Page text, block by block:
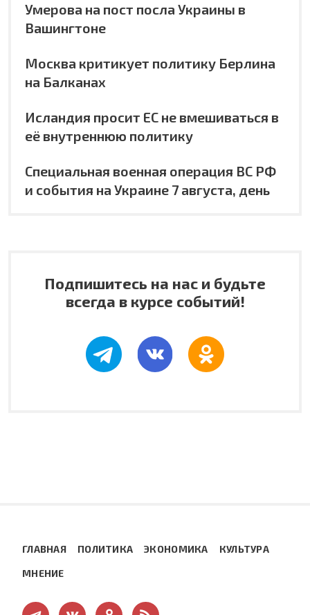
Умерова на пост посла Украины в
Вашингтоне
Москва критикует политику Берлина
на Балканах
Исландия просит ЕС не вмешиваться в
её внутреннюю политику
Специальная военная операция ВС РФ
и события на Украине 7 августа, день
Подпишитесь на нас и будьте
всегда в курсе событий!
ГЛАВНАЯ ПОЛИТИКА ЭКОНОМИКА КУЛЬТУРА
МНЕНИЕ